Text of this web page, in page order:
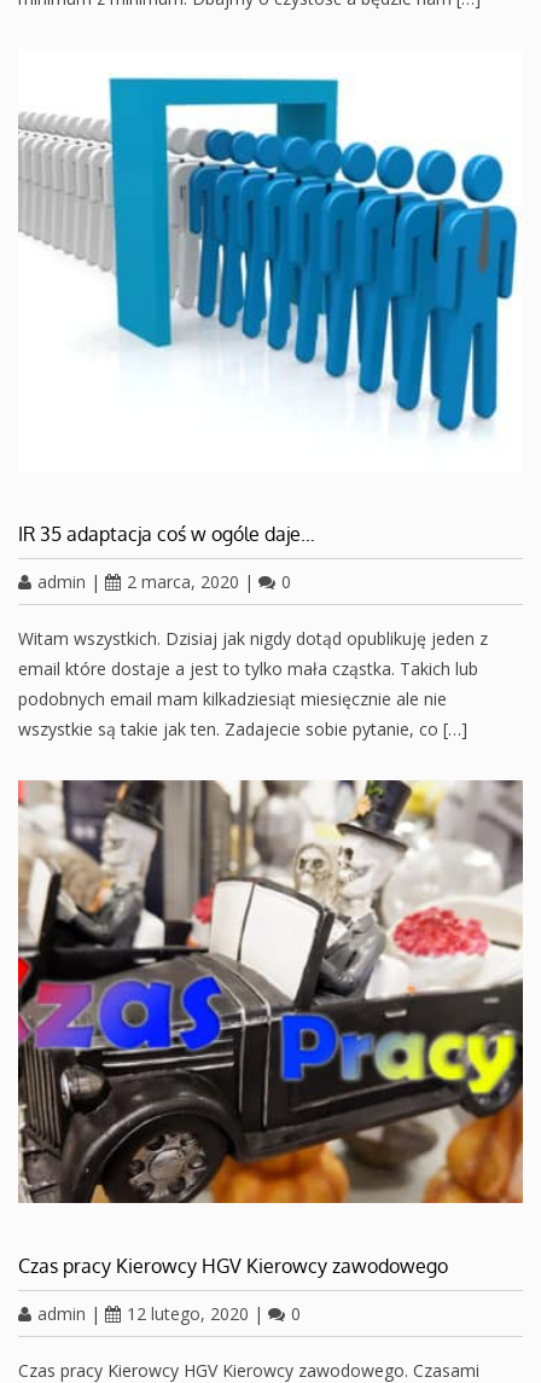
IR 35 adaptacja coś w ogóle daje…
admin | 2 marca, 2020 | 0
Witam wszystkich. Dzisiaj jak nigdy dotąd opublikuję jeden z
email które dostaje a jest to tylko mała cząstka. Takich lub
podobnych email mam kilkadziesiąt miesięcznie ale nie
wszystkie są takie jak ten. Zadajecie sobie pytanie, co […]
Czas pracy Kierowcy HGV Kierowcy zawodowego
admin | 12 lutego, 2020 | 0
Czas pracy Kierowcy HGV Kierowcy zawodowego. Czasami